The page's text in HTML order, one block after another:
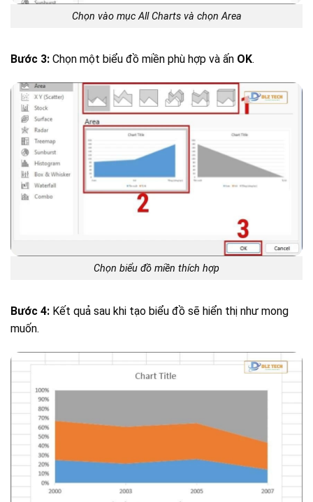
Chọn vào mục All Charts và chọn Area
Bước 3: Chọn một biểu đồ miền phù hợp và ấn OK.
Chọn biểu đồ miền thích hợp
Bước 4: Kết quả sau khi tạo biểu đồ sẽ hiển thị như mong
muốn.